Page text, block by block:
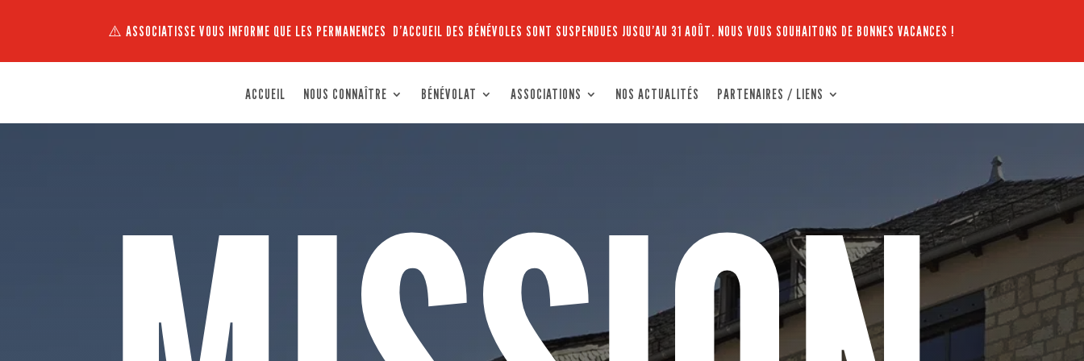
⚠️ ASSOCIATISSE VOUS INFORME QUE LES PERMANENCES D’ACCUEIL DES BÉNÉVOLES SONT SUSPENDUES JUSQU’AU 31 AOÛT. NOUS VOUS SOUHAITONS DE BONNES VACANCES !
ACCUEIL NOUS CONNAÎTRE BÉNÉVOLAT ASSOCIATIONS NOS ACTUALITÉS PARTENAIRES / LIENS